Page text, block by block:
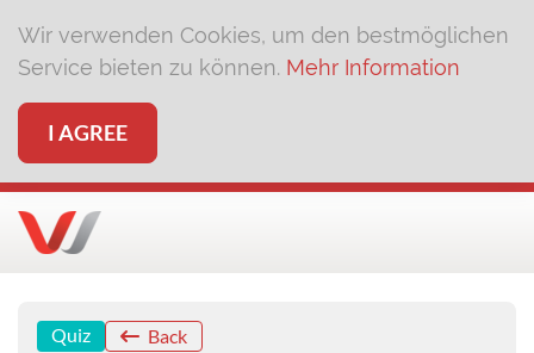
Wir verwenden Cookies, um den bestmöglichen
Service bieten zu können. Mehr Information
I AGREE
Quiz Back